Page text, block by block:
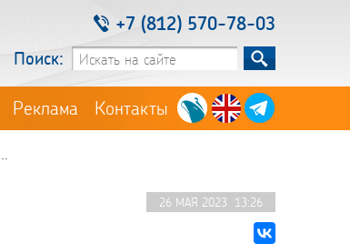
+7 (812) 570-78-03
Поиск:
Реклама Контакты
26 МАЯ 2023 13:26